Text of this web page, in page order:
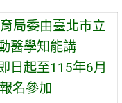
局委由臺北市立
醫學知能講
日起至115年6月
名參加